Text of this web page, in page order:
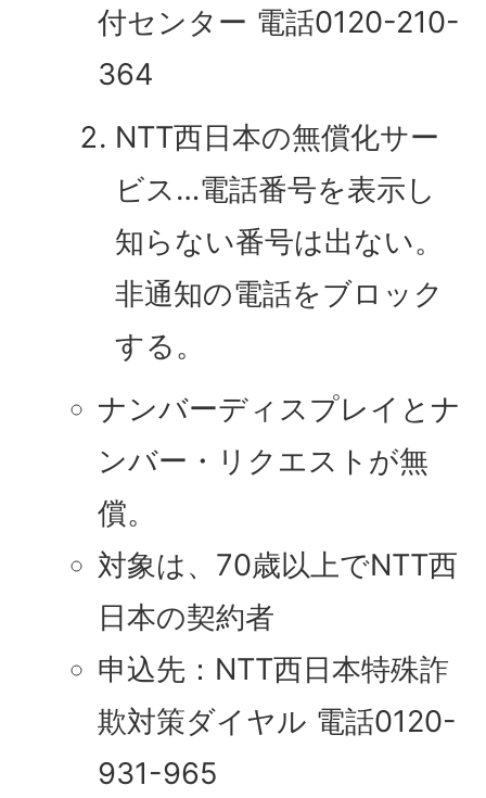
付センター 電話0120-210-
364
NTT西日本の無償化サー
ビス…電話番号を表示し
知らない番号は出ない。
非通知の電話をブロック
する。
ナンバーディスプレイとナ
ンバー・リクエストが無
償。
対象は、70歳以上でNTT西
日本の契約者
申込先：NTT西日本特殊詐
欺対策ダイヤル 電話0120-
931-965